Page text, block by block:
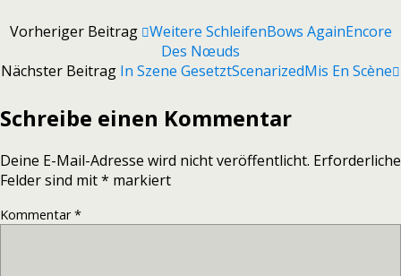
Vorheriger Beitrag Weitere SchleifenBows AgainEncore
Des Nœuds
Nächster Beitrag In Szene GesetztScenarizedMis En Scène
Schreibe einen Kommentar
Deine E-Mail-Adresse wird nicht veröffentlicht. Erforderliche
Felder sind mit* markiert
Kommentar*